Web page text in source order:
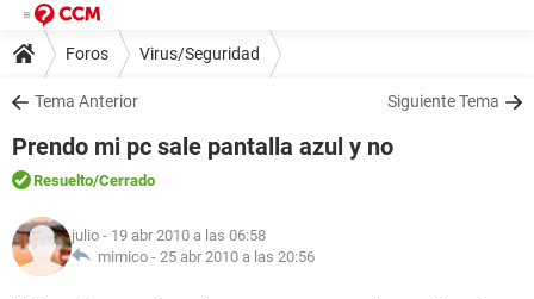
Foros Virus/Seguridad
Tema Anterior Siguiente Tema
Prendo mi pc sale pantalla azul y no
Resuelto/Cerrado
julio - 19 abr 2010 a las 06:58
mimico - 25 abr 2010 a las 20:56